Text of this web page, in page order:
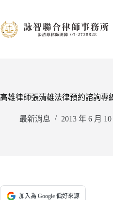
主
高雄律師張清雄法律預約諮詢專
最新消息 2013 年 6 月 10
加入為 Google 偏好來源